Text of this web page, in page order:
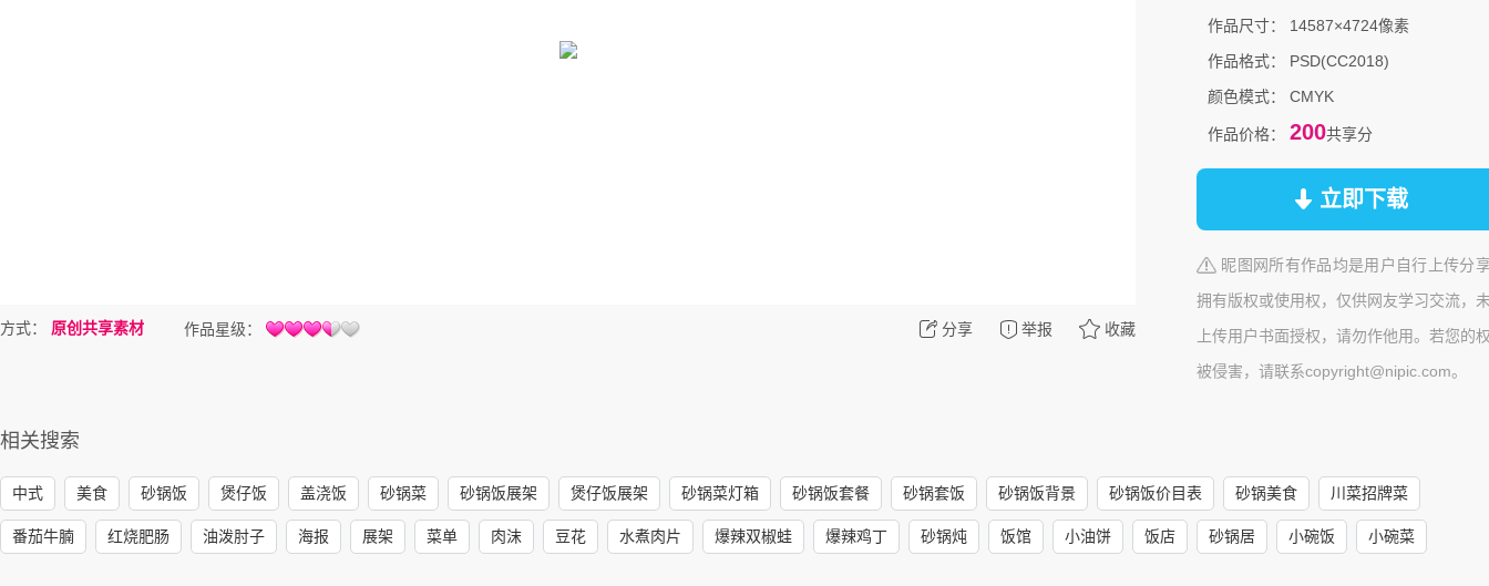
分享 举报 收藏
方式： 原创共享素材 作品星级：
作品尺寸：
14587×4724像素
作品格式：
PSD(CC2018)
颜色模式：
CMYK
作品价格： 200共享分
立即下载
昵图网所有作品均是用户自行上传分
拥有版权或使用权，仅供网友学习交流，
上传用户书面授权，请勿作他用。若您的
被侵害，请联系copyright@nipic.com。
相关搜索
中式 美食 砂锅饭 煲仔饭 盖浇饭 砂锅菜 砂锅饭展架 煲仔饭展架 砂锅菜灯箱 砂锅饭套餐 砂锅套饭 砂锅饭背景 砂锅饭价目表 砂锅美食 川菜招牌菜
番茄牛腩 红烧肥肠 油泼肘子 海报 展架 菜单 肉沫 豆花 水煮肉片 爆辣双椒蛙 爆辣鸡丁 砂锅炖 饭馆 小油饼 饭店 砂锅居 小碗饭 小碗菜